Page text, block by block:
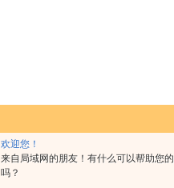
欢迎您！
来自局域网的朋友！有什么可以帮助您的
吗？